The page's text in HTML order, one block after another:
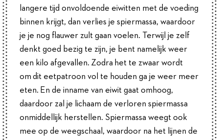
langere tijd onvoldoende eiwitten met de voeding
binnen krijgt, dan verlies je spiermassa, waardoor
je je nog flauwer zult gaan voelen. Terwijl je zelf
denkt goed bezig te zijn, je bent namelijk weer
een kilo afgevallen. Zodra het te zwaar wordt
om dit eetpatroon vol te houden ga je weer meer
eten. En de inname van eiwit gaat omhoog,
daardoor zal je lichaam de verloren spiermassa
onmiddellijk herstellen. Spiermassa weegt ook
mee op de weegschaal, waardoor na het lijnen de